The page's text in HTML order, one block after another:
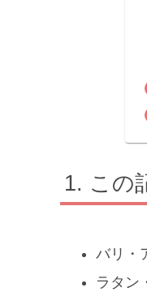
この
バリ・
ラタン